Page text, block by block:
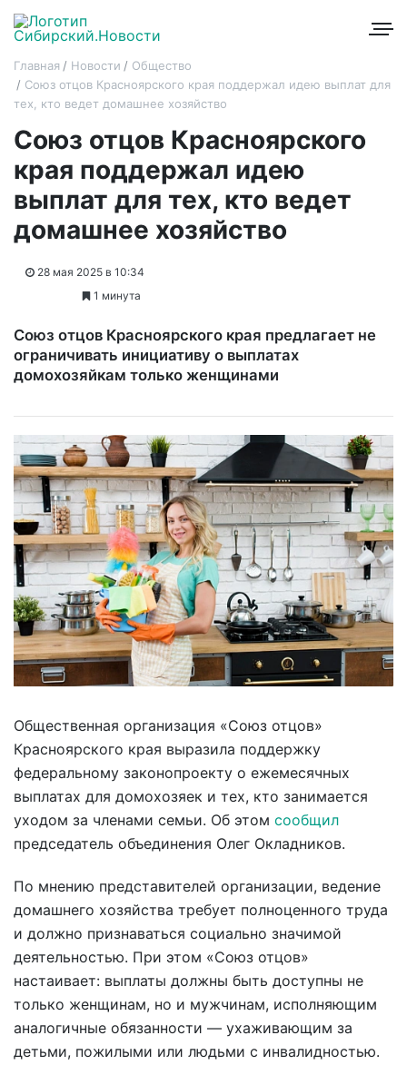
Главная Новости
Общество
Союз отцов Красноярского края поддержал идею выплат для
тех, кто ведет домашнее хозяйство
Союз отцов Красноярского
края поддержал идею
выплат для тех, кто ведет
домашнее хозяйство
28 мая 2025 в 10:34
1 минута
Союз отцов Красноярского края предлагает не
ограничивать инициативу о выплатах
домохозяйкам только женщинами
Общественная организация «Союз отцов»
Красноярского края выразила поддержку
федеральному законопроекту о ежемесячных
выплатах для домохозяек и тех, кто занимается
уходом за членами семьи. Об этом сообщил
председатель объединения Олег Окладников.
По мнению представителей организации, ведение
домашнего хозяйства требует полноценного труда
и должно признаваться социально значимой
деятельностью. При этом «Союз отцов»
настаивает: выплаты должны быть доступны не
только женщинам, но и мужчинам, исполняющим
аналогичные обязанности — ухаживающим за
детьми, пожилыми или людьми с инвалидностью.